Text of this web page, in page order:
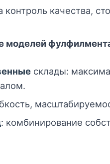
контроль качества,
моделей
склады:
: комбинирование